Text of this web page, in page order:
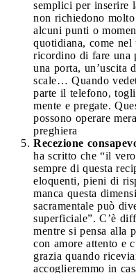
semplici per inserire
non richiedono
alcuni punti o
quotidiana, come
ricordino di fare una
una porta, un’uscita
scale… Quando
parte il telefono,
mente e pregate.
possono operare
preghiera
Recezione
ha scritto che “il
sempre di questa
eloquenti, pieni di
manca questa
sacramentale può
superficiale”. C’è
mentre si pensa alla
con amore attento e
grazia quando
accoglieremmo in